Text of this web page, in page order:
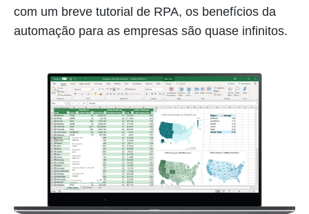
com um breve tutorial de RPA, os benefícios da
automação para as empresas são quase infinitos.